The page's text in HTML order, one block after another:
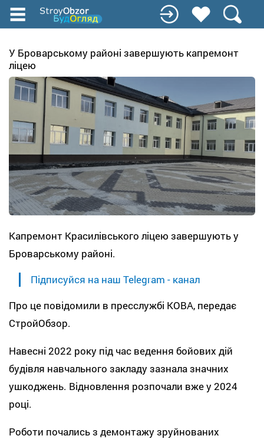
Перейти
содержанию
У Броварському районі завершують капремонт
ліцею
Капремонт Красилівського ліцею завершують у
Броварському районі.
Підписуйся на наш Telegram - канал
Про це повідомили в пресслужбі КОВА, передає
СтройОбзор.
Навесні 2022 року під час ведення бойових дій
будівля навчального закладу зазнала значних
ушкоджень. Відновлення розпочали вже у 2024
році.
Роботи почались з демонтажу зруйнованих